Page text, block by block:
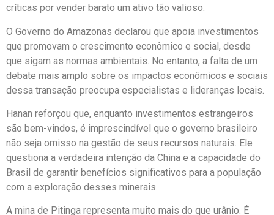
críticas por vender barato um ativo tão valioso.
O Governo do Amazonas declarou que apoia investimentos
que promovam o crescimento econômico e social, desde
que sigam as normas ambientais. No entanto, a falta de um
debate mais amplo sobre os impactos econômicos e sociais
dessa transação preocupa especialistas e lideranças locais.
Hanan reforçou que, enquanto investimentos estrangeiros
são bem-vindos, é imprescindível que o governo brasileiro
não seja omisso na gestão de seus recursos naturais. Ele
questiona a verdadeira intenção da China e a capacidade do
Brasil de garantir benefícios significativos para a população
com a exploração desses minerais.
A mina de Pitinga representa muito mais do que urânio. É